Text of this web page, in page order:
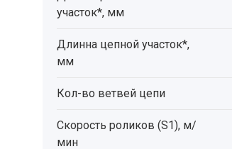
участок*, мм
Длинна цепной участок*,
мм
Кол-во ветвей цепи
Скорость роликов (S1), м/
мин